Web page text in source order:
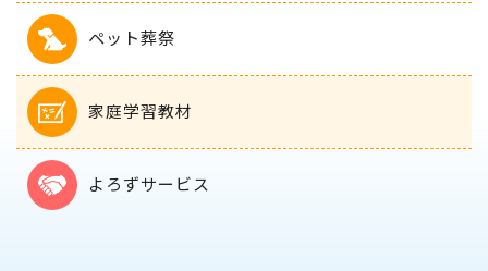
ペット葬祭
家庭学習教材
よろずサービス